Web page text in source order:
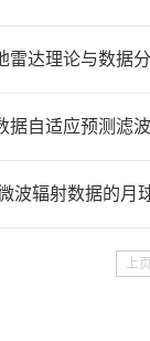
达理论与数据
自适应预测滤
波辐射数据的月
上页